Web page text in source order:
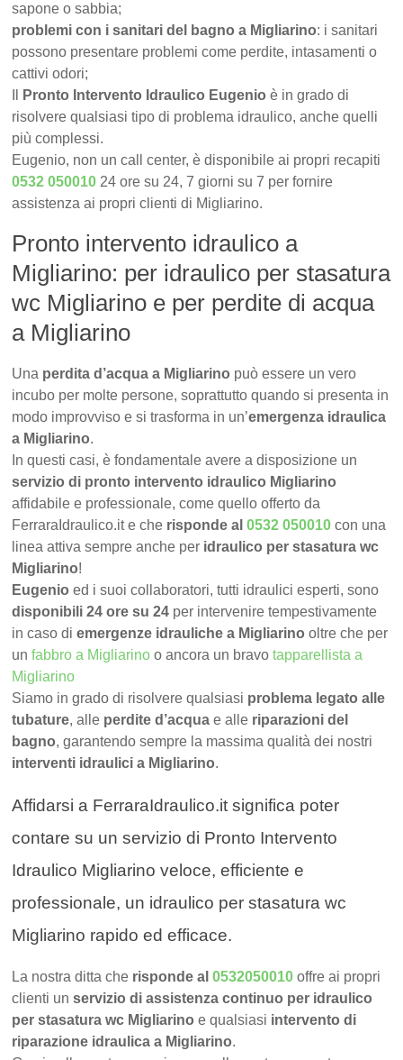
sapone o sabbia;
problemi con i sanitari del bagno a Migliarino: i sanitari
possono presentare problemi come perdite, intasamenti o
cattivi odori;
Pronto Intervento Idraulico Eugenio è in grado di
risolvere qualsiasi tipo di problema idraulico, anche quelli
più complessi.
Eugenio, non un call center, è disponibile ai propri recapiti
0532 050010 24 ore su 24, 7 giorni su 7 per fornire
assistenza ai propri clienti di Migliarino.
Pronto intervento idraulico a
Migliarino: per idraulico per stasatura
wc Migliarino e per perdite di acqua
a Migliarino
Una perdita d’acqua a Migliarino può essere un vero
incubo per molte persone, soprattutto quando si presenta in
modo improvviso e si trasforma in un’emergenza idraulica
a Migliarino.
In questi casi, è fondamentale avere a disposizione un
servizio di pronto intervento idraulico Migliarino
affidabile e professionale, come quello offerto da
FerraraIdraulico.it e che risponde al0532 050010 con una
linea attiva sempre anche per idraulico per stasatura wc
Migliarino!
Eugenio ed i suoi collaboratori, tutti idraulici esperti, sono
disponibili 24 ore su 24 per intervenire tempestivamente
in caso diemergenze idrauliche a Migliarinooltre che per
unfabbro a Migliarino o ancora un bravotapparellista a
Migliarino
Siamo in grado di risolvere qualsiasi problema legato alle
tubature, alle perdite d’acqua e alle riparazioni del
bagno, garantendo sempre la massima qualità dei nostri
interventi idraulici a Migliarino.
Affidarsi a FerraraIdraulico.it significa poter
contare su un servizio di Pronto Intervento
Idraulico Migliarino veloce, efficiente e
professionale, un idraulico per stasatura wc
Migliarino rapido ed efficace.
La nostra ditta che risponde al0532050010 offre ai propri
clienti unservizio di assistenza continuo per idraulico
per stasatura wc Migliarino e qualsiasi intervento di
riparazione idraulica a Migliarino.